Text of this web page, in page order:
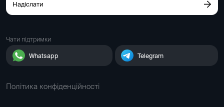
Надіслати
Чати підтримки
Whatsapp Telegram
Політика конфіденційності